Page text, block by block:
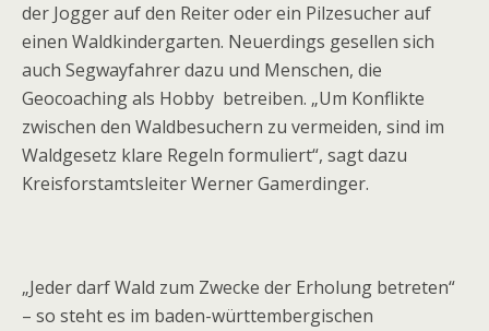
der Jogger auf den Reiter oder ein Pilzesucher auf
einen Waldkindergarten. Neuerdings gesellen sich
auch Segwayfahrer dazu und Menschen, die
Geocoaching als Hobby betreiben. „Um Konflikte
zwischen den Waldbesuchern zu vermeiden, sind im
Waldgesetz klare Regeln formuliert“, sagt dazu
Kreisforstamtsleiter Werner Gamerdinger.
„Jeder darf Wald zum Zwecke der Erholung betreten“
– so steht es im baden-württembergischen